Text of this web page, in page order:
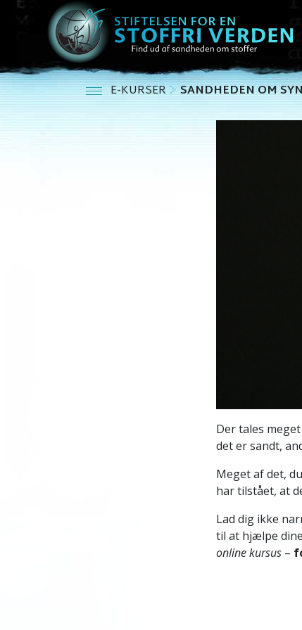
E-KURSER SANDHEDEN OM
Der tales
det er sandt,
Meget af det,
har tilstået, at
Lad dig ikke
til at hjælpe
online kursus –